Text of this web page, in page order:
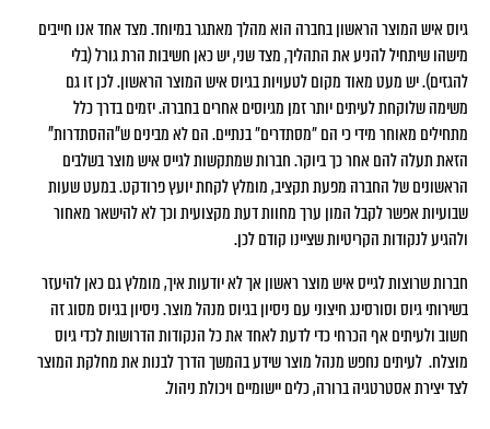
גיוס איש המוצר הראשון בחברה הוא מהלך מאתגר במיוחד. מצד אחד אנו חייבים
מישהו שיתחיל להניע את התהליך, מצד שני, יש כאן חשיבות הרת גורל (בלי
להגזים). יש מעט מאוד מקום לטעויות בגיוס איש המוצר הראשון. לכן זו גם
משימה שלוקחת לעיתים יותר זמן מגיוסים אחרים בחברה. יזמים בדרך כלל
מתחילים מאוחר מידי כי הם ״מסתדרים״ בנתיים. הם לא מבינים ש"ההסתדרות"
הזאת תעלה להם אחר כך ביוקר. חברות שמתקשות לגייס איש מוצר בשלבים
הראשונים של החברה מפעת תקציב, מומלץ לקחת יועץ פרודקט. במעט שעות
שבועיות אפשר לקבל המון ערך מחוות דעת מקצועית וכך לא להישאר מאחור
ולהגיע לנקודות הקריטיות שציינו קודם לכן.
חברות שרוצות לגייס איש מוצר ראשון אך לא יודעות איך, מומלץ גם כאן להיעזר
בשירותי גיוס וסורסינג חיצוני עם ניסיון בגיוס מנהל מוצר. ניסיון בגיוס מסוג זה
חשוב ולעיתים אף הכרחי כדי לדעת לאחד את כל הנקודות הדרושות לכדי גיוס
מוצלח. לעיתים נחפש מנהל מוצר שידע בהמשך הדרך לבנות את מחלקת המוצר
לצד יצירת אסטרטגיה ברורה, כלים יישומיים ויכולת ניהול.